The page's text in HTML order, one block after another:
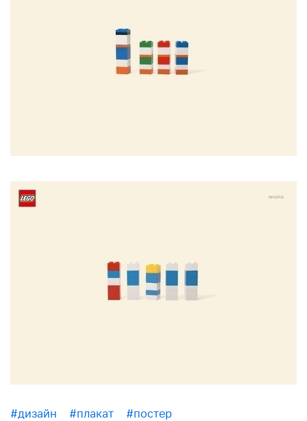
#дизайн #плакат #постер